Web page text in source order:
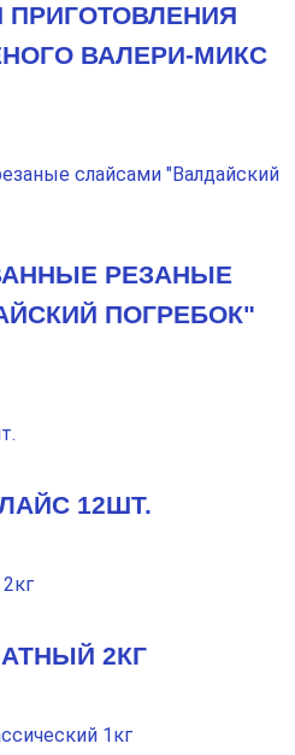
ВАЛЕРИ-МИКС
РЕЗАНЫЕ
ПОГРЕБОК"
12ШТ.
2КГ